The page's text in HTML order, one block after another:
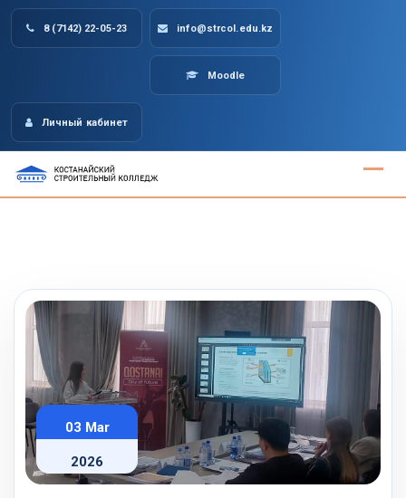
Skip
8 (7142) 22-05-23 info@strcol.edu.kz
Moodle
Личный кабинет
03 Mar
2026